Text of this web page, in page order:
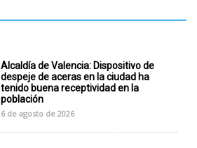
Alcaldía de Valencia: Dispositivo de
despeje de aceras en la ciudad ha
tenido buena receptividad en la
población
6 de agosto de 2026